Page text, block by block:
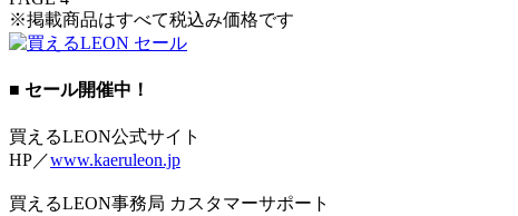
※掲載商品はすべて税込み価格です
■ セール開催中！
買えるLEON公式サイト
HP／www.kaeruleon.jp
買えるLEON事務局 カスタマーサポート